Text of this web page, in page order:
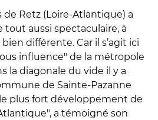
de Retz (Loire-Atlantique) a
aussi spectaculaire, à
différente. Car il s’agit ici
influence" de la métropole
la diagonale du vide il y a
de Sainte-Pazanne
plus fort développement de
a témoigné son